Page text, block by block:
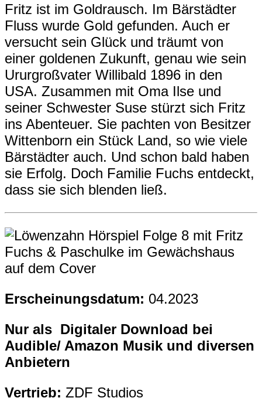
Fritz ist im Goldrausch. Im Bärstädter
Fluss wurde Gold gefunden. Auch er
versucht sein Glück und träumt von
einer goldenen Zukunft, genau wie sein
Ururgroßvater Willibald 1896 in den
USA. Zusammen mit Oma Ilse und
seiner Schwester Suse stürzt sich Fritz
ins Abenteuer. Sie pachten von Besitzer
Wittenborn ein Stück Land, so wie viele
Bärstädter auch. Und schon bald haben
sie Erfolg. Doch Familie Fuchs entdeckt,
dass sie sich blenden ließ.
Erscheinungsdatum: 04.2023
Nur als Digitaler Download bei
Audible/ Amazon Musik und diversen
Anbietern
Vertrieb: ZDF Studios